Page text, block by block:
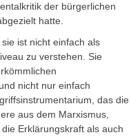
der bürgerlichen
hatte.
ist nicht einfach als
zu verstehen. Sie
nicht nur einfach
das die
aus dem Marxismus,
Erklärungskraft als auch